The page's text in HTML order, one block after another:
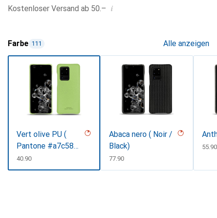
Kostenloser Versand ab 50.– i
Farbe 111 Alle anzeigen
Vert olive PU (
Pantone #a7c58e
)CHF
40.90
Abaca nero ( Noir /
Black)
CHF
77.90
CHF
55.90